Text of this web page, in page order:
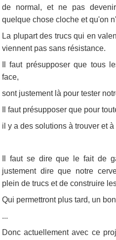
de normal, et ne pas
quelque chose cloche et qu'on
La plupart des trucs qui en
viennent pas sans résistance.
Il faut présupposer que tous
face,
sont justement là pour tester
Il faut présupposer que pour
il y a des solutions à trouver et
Il faut se dire que le fait de
justement dire que notre
plein de trucs et de construire
Qui permettront plus tard, un
...
Donc actuellement avec ce